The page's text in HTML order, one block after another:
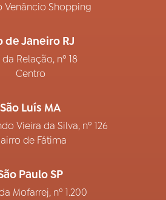
Venâncio Shopping
de Janeiro RJ
da Relação, nº 18
Centro
São Luís MA
Vieira da Silva, nº 126
de Fátima
Paulo SP
Mofarrej, nº 1.200